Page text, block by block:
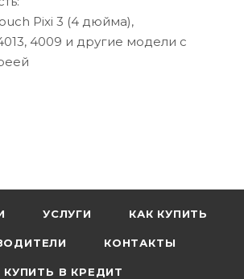
Pixi 3 (4 дюйма),
4009 и другие модели с
перезаряда и короткого
УСЛУГИ КАК КУПИТЬ
КОНТАКТЫ
КУПИТЬ В КРЕДИТ